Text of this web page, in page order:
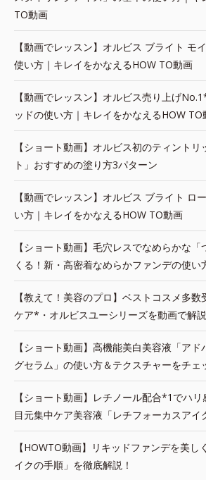
TO動画
【動画でレッスン】オルビス ブライト モ
使い方｜キレイをかなえるHOW TO動画
【動画でレッスン】オルビス売り上げ
ッドの使い方｜キレイをかなえるHOW TO
【ショート動画】オルビス初のティント
ト」おすすめの塗り方3パターン
【動画でレッスン】オルビス ブライト ロ
い方｜キレイをかなえるHOW TO動画
【ショート動画】毛穴レスでなめらかな
くる！新・高密着なめらかファンデの使い
【教えて！美容のプロ】ベストコスメ多
ケア*・オルビスユーシリーズを動画で解説
【ショート動画】高機能美白美容液「ア
グセラム」の使い方＆テクスチャーをチェ
【ショート動画】レチノール配合*1でハ
目元集中ケア美容液「レチフォーカスアイ
【HOWTO動画】リキッドファンデを美し
イクの手順」を徹底解説！